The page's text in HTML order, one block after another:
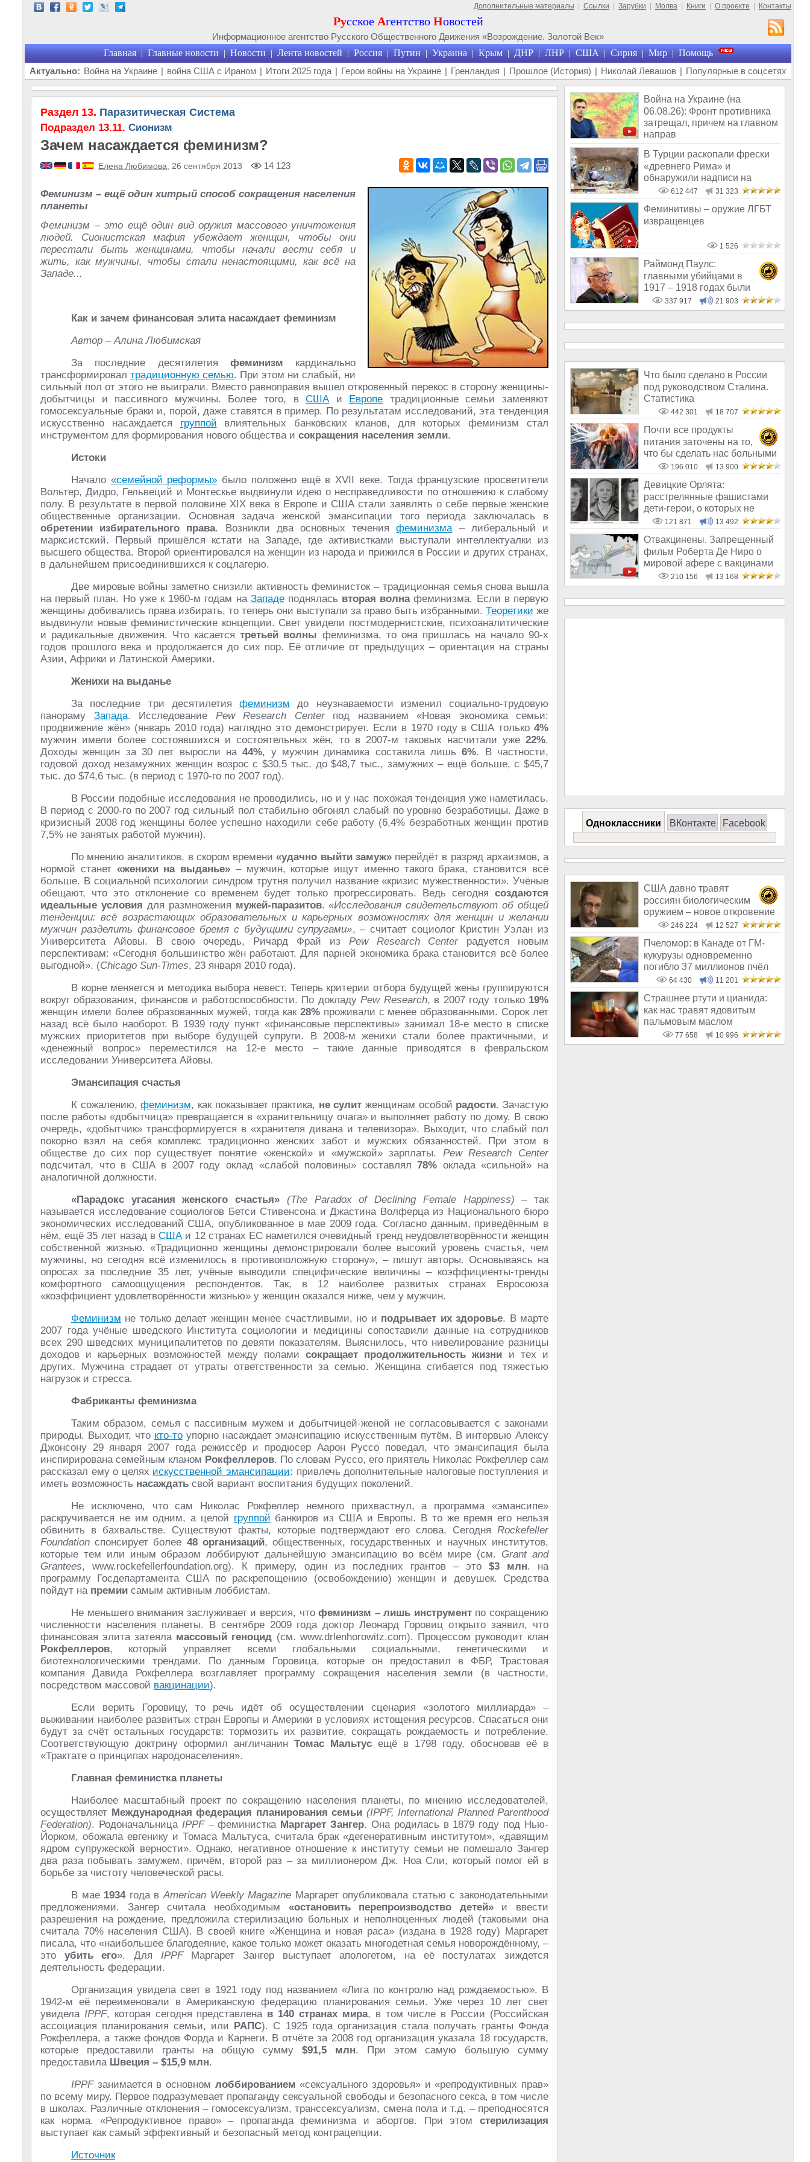
Дополнительные материалы Ссылки Зарубки Молва Книги О проекте Контакты
Русское Агентство Новостей
Информационное агентство Русского Общественного Движения «Возрождение. Золотой Век»
Главная | Главные новости | Новости | Лента новостей | Россия | Путин | Украина | Крым | ДНР | ЛНР | США | Сирия | Мир | Помощь
Актуально: Война на Украине | война США с Ираном | Итоги 2025 года | Герои войны на Украине | Гренландия | Прошлое (История) | Николай Левашов | Популярные в соцсетях
Раздел 13. Паразитическая Система
Подраздел 13.11. Сионизм
Зачем насаждается феминизм?
Елена Любимова , 26 сентября 2013 14 123
Феминизм – ещё один хитрый способ сокращения населения
планеты
Феминизм – это ещё один вид оружия массового уничтожения
людей. Сионистская мафия убеждает женщин, чтобы они
перестали быть женщинами, чтобы начали вести себя и
жить, как мужчины, чтобы стали ненастоящими, как всё на
Западе...
Как и зачем финансовая элита насаждает феминизм
Автор – Алина Любимская
За последние десятилетия феминизм кардинально
трансформировал традиционную семью. При этом ни слабый, ни
сильный пол от этого не выиграли. Вместо равноправия вышел откровенный перекос в сторону женщины-
добытчицы и пассивного мужчины. Более того, вСШАи Европе традиционные семьи заменяют
гомосексуальные браки и, порой, даже ставятся в пример. По результатам исследований, эта тенденция
искусственно насаждается группой влиятельных банковских кланов, для которых феминизм стал
инструментом для формирования нового общества и сокращения населения земли.
Истоки
Начало «семейной реформы» было положено ещё в XVII веке. Тогда французские просветители
Вольтер, Дидро, Гельвеций и Монтескье выдвинули идею о несправедливости по отношению к слабому
полу. В результате в первой половине XIX века в Европе и США стали заявлять о себе первые женские
общественные организации. Основная задача женской эмансипации того периода заключалась в
обретении избирательного права. Возникли два основных теченияфеминизма– либеральный и
марксистский. Первый пришёлся кстати на Западе, где активистками выступали интеллектуалки из
высшего общества. Второй ориентировался на женщин из народа и прижился в России и других странах,
в дальнейшем присоединившихся к соцлагерю.
Две мировые войны заметно снизили активность феминисток – традиционная семья снова вышла
на первый план. Но уже к 1960-м годам на Западеподнялась вторая волнафеминизма. Если в первую
женщины добивались права избирать, то теперь они выступали за право быть избранными. Теоретики же
выдвинули новые феминистические концепции. Свет увидели постмодернистские, психоаналитические
и радикальные движения. Что касаетсятретьей волны феминизма, то она пришлась на начало 90-х
годов прошлого века и продолжается до сих пор. Её отличие от предыдущих – ориентация на страны
Азии, Африки и Латинской Америки.
Женихи на выданье
За последние три десятилетия феминизм до неузнаваемости изменил социально-трудовую
панораму Запада. Исследование Pew Research Centerпод названием «Новая экономика семьи:
продвижение жён» (январь 2010 года) наглядно это демонстрирует. Если в 1970 году в США только 4%
мужчин имели более состоявшихся и состоятельных жён, то в 2007-м таковых насчитали уже 22%.
Доходы женщин за 30 лет выросли на44%, у мужчин динамика составила лишь6%. В частности,
годовой доход незамужних женщин возрос с $30,5 тыс. до $48,7 тыс., замужних – ещё больше, с $45,7
тыс. до $74,6 тыс. (в период с 1970-го по 2007 год).
В России подобные исследования не проводились, но и у нас похожая тенденция уже наметилась.
В период с 2000-го по 2007 год сильный пол стабильно обгонял слабый по уровню безработицы. Даже в
кризисный 2008 год женщины более успешно находили себе работу (6,4% безработных женщин против
7,5% не занятых работой мужчин).
По мнению аналитиков, в скором времени«удачно выйти замуж»перейдёт в разряд архаизмов, а
нормой станет «женихи на выданье» – мужчин, которые ищут именно такого брака, становится всё
больше. В социальной психологии синдром трутня получил название «кризис мужественности». Учёные
обещают, что это отклонение со временем будет только прогрессировать. Ведь сегодня создаются
идеальные условия для размножения мужей-паразитов.«Исследования свидетельствуют об общей
тенденции: всё возрастающих образовательных и карьерных возможностях для женщин и желании
мужчин разделить финансовое бремя с будущими супругами», – считает социолог Кристин Уэлан из
Университета Айовы. В свою очередь, Ричард Фрай из Pew Research Center радуется новым
перспективам: «Сегодня большинство жён работают. Для парней экономика брака становится всё более
выгодной». (Chicago Sun-Times, 23 января 2010 года).
В корне меняется и методика выбора невест. Теперь критерии отбора будущей жены группируются
вокруг образования, финансов и работоспособности. По докладуPew Research, в 2007 году только 19%
женщин имели более образованных мужей, тогда как 28%проживали с менее образованными. Сорок лет
назад всё было наоборот. В 1939 году пункт «финансовые перспективы» занимал 18-е место в списке
мужских приоритетов при выборе будущей супруги. В 2008-м женихи стали более практичными, и
«денежный вопрос» переместился на 12-е место – такие данные приводятся в февральском
исследовании Университета Айовы.
Эмансипация счастья
К сожалению,феминизм, как показывает практика, не сулит женщинам особой радости. Зачастую
после работы «добытчица» превращается в «хранительницу очага» и выполняет работу по дому. В свою
очередь, «добытчик» трансформируется в «хранителя дивана и телевизора». Выходит, что слабый пол
покорно взял на себя комплекс традиционно женских забот и мужских обязанностей. При этом в
обществе до сих пор существует понятие «женской» и «мужской» зарплаты. Pew Research Center
подсчитал, что в США в 2007 году оклад «слабой половины» составлял78% оклада «сильной» на
аналогичной должности.
«Парадокс угасания женского счастья»
(The Paradox of Declining Female Happiness) – так
называется исследование социологов Бетси Стивенсона и Джастина Волферца из Национального бюро
экономических исследований США, опубликованное в мае 2009 года. Согласно данным, приведённым в
нём, ещё 35 лет назад вСШАи 12 странах ЕС наметился очевидный тренд неудовлетворённости женщин
собственной жизнью. «Традиционно женщины демонстрировали более высокий уровень счастья, чем
мужчины, но сегодня всё изменилось в противоположную сторону», – пишут авторы. Основываясь на
опросах за последние 35 лет, учёные выводили специфические величины – коэффициенты-тренды
комфортного самоощущения респондентов. Так, в 12 наиболее развитых странах Евросоюза
«коэффициент удовлетворённости жизнью» у женщин оказался ниже, чем у мужчин.
Феминизм не только делает женщин менее счастливыми, но и подрывает их здоровье. В марте
2007 года учёные шведского Института социологии и медицины сопоставили данные на сотрудников
всех 290 шведских муниципалитетов по девяти показателям. Выяснилось, что нивелирование разницы
доходов и карьерных возможностей между поламисокращает продолжительность жизни и тех и
других. Мужчина страдает от утраты ответственности за семью. Женщина сгибается под тяжестью
нагрузок и стресса.
Фабриканты феминизма
Таким образом, семья с пассивным мужем и добытчицей-женой не согласовывается с законами
природы. Выходит, что кто-тоупорно насаждает эмансипацию искусственным путём. В интервью Алексу
Джонсону 29 января 2007 года режиссёр и продюсер Аарон Руссо поведал, что эмансипация была
инспирирована семейным кланом Рокфеллеров. По словам Руссо, его приятель Николас Рокфеллер сам
рассказал ему о целях искусственной эмансипации: привлечь дополнительные налоговые поступления и
иметь возможность насаждать свой вариант воспитания будущих поколений.
Не исключено, что сам Николас Рокфеллер немного прихвастнул, а программа «эмансипе»
раскручивается не им одним, а целой группой банкиров из США и Европы. В то же время его нельзя
обвинить в бахвальстве. Существуют факты, которые подтверждают его слова. Сегодня Rockefeller
Foundation спонсирует более 48 организаций, общественных, государственных и научных институтов,
которые тем или иным образом лоббируют дальнейшую эмансипацию во всём мире (см. Grant and
Grantees, www.rockefellerfoundation.org). К примеру, один из последних грантов – это $3 млн. на
программу Госдепартамента США по раскрепощению (освобождению) женщин и девушек. Средства
пойдут на премии самым активным лоббистам.
Не меньшего внимания заслуживает и версия, чтофеминизм – лишь инструментпо сокращению
численности населения планеты. В сентябре 2009 года доктор Леонард Горовиц открыто заявил, что
финансовая элита затеяла массовый геноцид (см. www.drlenhorowitz.com). Процессом руководит клан
Рокфеллеров, который управляет всеми глобальными социальными, генетическими и
биотехнологическими трендами. По данным Горовица, которые он предоставил в ФБР, Трастовая
компания Давида Рокфеллера возглавляет программу сокращения населения земли (в частности,
посредством массовой вакцинации).
Если верить Горовицу, то речь идёт об осуществлении сценария «золотого миллиарда» –
выживании наиболее развитых стран Европы и Америки в условиях истощения ресурсов. Спасаться они
будут за счёт остальных государств: тормозить их развитие, сокращать рождаемость и потребление.
Соответствующую доктрину оформил англичанин Томас Мальтус ещё в 1798 году, обосновав её в
«Трактате о принципах народонаселения».
Главная феминистка планеты
Наиболее масштабный проект по сокращению населения планеты, по мнению исследователей,
осуществляет Международная федерация планирования семьи (IPPF, International Planned Parenthood
Federation). Родоначальница IPPF– феминистка Маргарет Зангер. Она родилась в 1879 году под Нью-
Йорком, обожала евгенику и Томаса Мальтуса, считала брак «дегенеративным институтом», «давящим
ядром супружеской верности». Однако, негативное отношение к институту семьи не помешало Зангер
два раза побывать замужем, причём, второй раз – за миллионером Дж. Ноа Сли, который помог ей в
борьбе за чистоту человеческой расы.
В мае 1934года вAmerican Weekly Magazine Маргарет опубликовала статью с законодательными
предложениями. Зангер считала необходимым «остановить перепроизводство детей»и ввести
разрешения на рождение, предложила стерилизацию больных и неполноценных людей (таковыми она
считала 70% населения США). В своей книге «Женщина и новая раса» (издана в 1928 году) Маргарет
писала, что «наибольшее благодеяние, какое только может оказать многодетная семья новорождённому, –
это убить его». Для IPPFМаргарет Зангер выступает апологетом, на её постулатах зиждется
деятельность федерации.
Организация увидела свет в 1921 году под названием «Лига по контролю над рождаемостью». В
1942-м её переименовали в Американскую федерацию планирования семьи. Уже через 10 лет свет
увидела IPPF, которая сегодня представлена в 140 странах мира, в том числе в России (Российская
ассоциация планирования семьи, или РАПС). С 1925 года организация стала получать гранты Фонда
Рокфеллера, а также фондов Форда и Карнеги. В отчёте за 2008 год организация указала 18 государств,
которые предоставили гранты на общую сумму $91,5 млн. При этом самую большую сумму
предоставила Швеция – $15,9 млн.
IPPFзанимается в основном лоббированием «сексуального здоровья» и «репродуктивных прав»
по всему миру. Первое подразумевает пропаганду сексуальной свободы и безопасного секса, в том числе
в школах. Различные отклонения – гомосексуализм, транссексуализм, смена пола и т.д. – преподносятся
как норма. «Репродуктивное право» – пропаганда феминизма и абортов. При этом стерилизация
выступает как самый эффективный и безопасный метод контрацепции.
Источник
Война на Украине (на
06.08.26): Фронт противника
затрещал, причем на главном
направ
В Турции раскопали фрески
«древнего Рима» и
обнаружили надписи на
Русском!612 447 31 323
Феминитивы – оружие ЛГБТ
извращенцев
1 526
Раймонд Паулс:
главными убийцами в
1917 – 1918 годах были
латыши и евреи, а не русс
337 917 21 903
Что было сделано в России
под руководством Сталина.
Статистика
442 301 18 707
Почти все продукты
питания заточены на то,
что бы сделать нас больными
и бесплодным
196 010 13 900
Девицкие Орлята:
расстрелянные фашистами
дети-герои, о которых не
рассказывают в шк
121 871 13 492
Отвакцинены. Запрещенный
фильм Роберта Де Ниро о
мировой афере с вакцинами
210 156 13 168
Одноклассники ВКонтакте Facebook
США давно травят
россиян биологическим
оружием – новое откровение
Эдварда Сноудена
246 224 12 527
Пчеломор: в Канаде от ГМ-
кукурузы одновременно
погибло 37 миллионов пчёл
64 430 11 201
Страшнее ртути и цианида:
как нас травят ядовитым
пальмовым маслом
77 658 10 996